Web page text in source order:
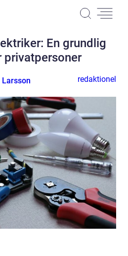
En grundlig
privatpersoner
redaktionel